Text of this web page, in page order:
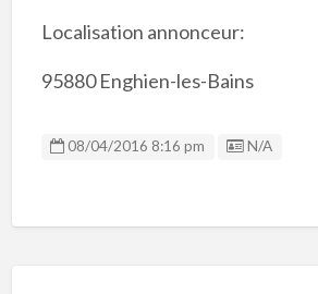
Localisation annonceur:
95880 Enghien-les-Bains
08/04/2016 8:16 pm Listing ID
N/A